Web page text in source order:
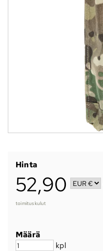
Hinta
52,90
toimituskulut
Määrä
kpl